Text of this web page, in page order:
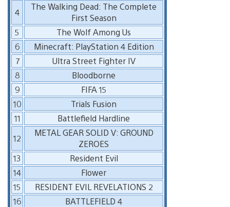
4
The Walking Dead: The Complete
First Season
5
The Wolf Among Us
6
Minecraft: PlayStation 4 Edition
7
Ultra Street Fighter IV
8
Bloodborne
9
FIFA 15
10
Trials Fusion
11
Battlefield Hardline
12
METAL GEAR SOLID V: GROUND
ZEROES
13
Resident Evil
14
Flower
15
RESIDENT EVIL REVELATIONS 2
16
BATTLEFIELD 4